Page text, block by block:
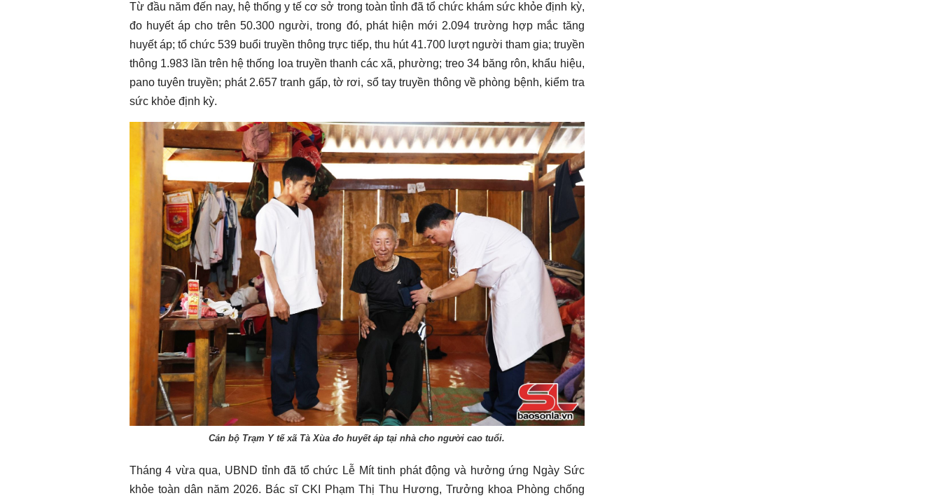
Từ đầu năm đến nay, hệ thống y tế cơ sở trong toàn tỉnh đã tổ chức khám sức khỏe định kỳ,
đo huyết áp cho trên 50.300 người, trong đó, phát hiện mới 2.094 trường hợp mắc tăng
huyết áp; tổ chức 539 buổi truyền thông trực tiếp, thu hút 41.700 lượt người tham gia; truyền
thông 1.983 lần trên hệ thống loa truyền thanh các xã, phường; treo 34 băng rôn, khẩu hiệu,
pano tuyên truyền; phát 2.657 tranh gấp, tờ rơi, sổ tay truyền thông về phòng bệnh, kiểm tra
sức khỏe định kỳ.
Cán bộ Trạm Y tế xã Tà Xùa đo huyết áp tại nhà cho người cao tuổi.
Tháng 4 vừa qua, UBND tỉnh đã tổ chức Lễ Mít tinh phát động và hưởng ứng Ngày Sức
khỏe toàn dân năm 2026. Bác sĩ CKI Phạm Thị Thu Hương, Trưởng khoa Phòng chống